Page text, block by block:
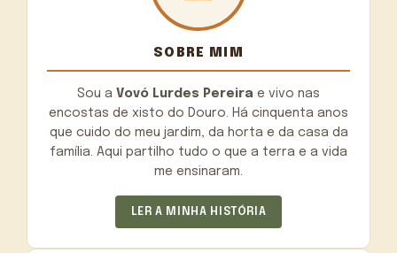
SOBRE MIM
Sou a Vovó Lurdes Pereira e vivo nas
encostas de xisto do Douro. Há cinquenta anos
que cuido do meu jardim, da horta e da casa da
família. Aqui partilho tudo o que a terra e a vida
me ensinaram.
LER A MINHA HISTÓRIA